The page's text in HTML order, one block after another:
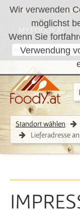
Wir verwenden
möglichst
Wenn Sie
Verwendung
LOGIN
MY.FOODY.AT
Standort wählen
Lieferadresse